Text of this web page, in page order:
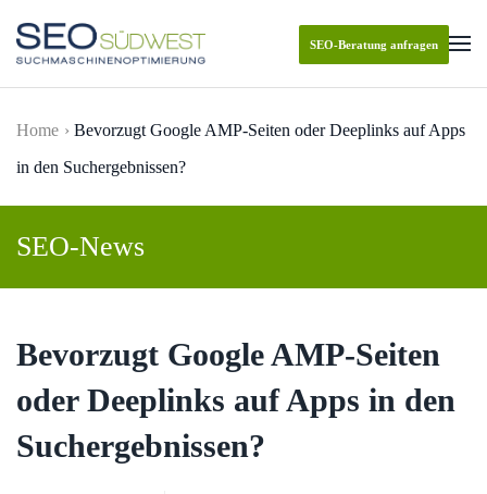
Skip to main content
SEO-Beratung anfragen
Home
Bevorzugt Google AMP-Seiten oder Deeplinks auf Apps
in den Suchergebnissen?
SEO-News
Bevorzugt Google AMP-Seiten
oder Deeplinks auf Apps in den
Suchergebnissen?